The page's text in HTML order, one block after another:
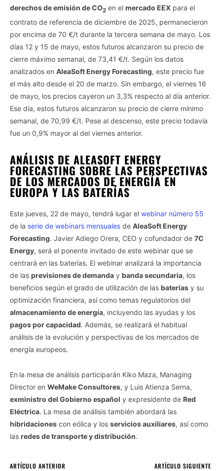
derechos de emisión de CO2 en el mercado EEX para el
contrato de referencia de diciembre de 2025, permanecieron
por encima de 70 €/t durante la tercera semana de mayo. Los
días 12 y 15 de mayo, estos futuros alcanzaron su precio de
cierre máximo semanal, de 73,41 €/t. Según los datos
analizados en AleaSoft Energy Forecasting, este precio fue
el más alto desde el 20 de marzo. Sin embargo, el viernes 16
de mayo, los precios cayeron un 3,3% respecto al día anterior.
Ese día, estos futuros alcanzaron su precio de cierre mínimo
semanal, de 70,99 €/t. Pese al descenso, este precio todavía
fue un 0,9% mayor al del viernes anterior.
ANÁLISIS DE ALEASOFT ENERGY
FORECASTING SOBRE LAS PERSPECTIVAS
DE LOS MERCADOS DE ENERGÍA EN
EUROPA Y LAS BATERÍAS
Este jueves, 22 de mayo, tendrá lugar el webinar número 55
de la serie de webinars mensuales de AleaSoft Energy
Forecasting. Javier Adiego Orera, CEO y cofundador de 7C
Energy, será el ponente invitado de este webinar que se
centrará en las baterías. El webinar analizará la importancia
de las previsiones de demanda y banda secundaria, los
beneficios según el grado de utilización de las baterías y su
optimización financiera, así como temas regulatorios del
almacenamiento de energía, incluyendo las ayudas y los
pagos por capacidad. Además, se realizará el habitual
análisis de la evolución y perspectivas de los mercados de
energía europeos.
En la mesa de análisis participarán Kiko Maza, Managing
Director en WeMake Consultores, y Luis Atienza Serna,
exministro del Gobierno español y expresidente de Red
Eléctrica. La mesa de análisis también abordará las
hibridaciones con eólica y los servicios auxiliares, así como
las redes de transporte y distribución.
ARTÍCULO ANTERIOR ARTÍCULO SIGUIENTE